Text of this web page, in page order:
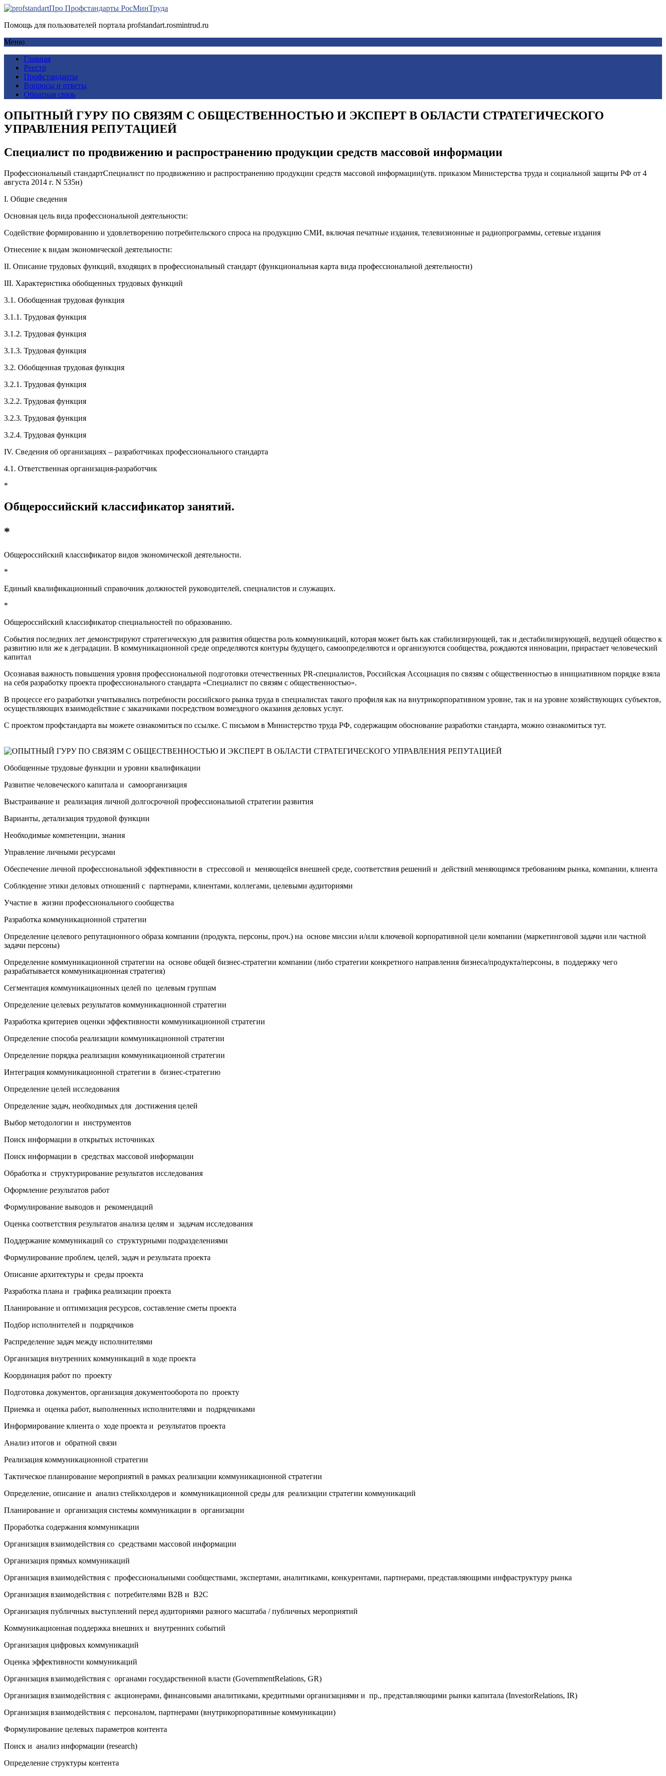
Про Профстандарты РосМинТруда
Помощь для пользователей портала profstandart.rosmintrud.ru
Меню
Главная
Реестр
Профстандарты
Вопросы и ответы
Обратная связь
ОПЫТНЫЙ ГУРУ ПО СВЯЗЯМ С ОБЩЕСТВЕННОСТЬЮ И ЭКСПЕРТ В ОБЛАСТИ СТРАТЕГИЧЕСКОГО
УПРАВЛЕНИЯ РЕПУТАЦИЕЙ
Специалист по продвижению и распространению продукции средств массовой информации
Профессиональный стандартСпециалист по продвижению и распространению продукции средств массовой информации(утв. приказом Министерства труда и социальной защиты РФ от 4
августа 2014 г. N 535н)
I. Общие сведения
Основная цель вида профессиональной деятельности:
Содействие формированию и удовлетворению потребительского спроса на продукцию СМИ, включая печатные издания, телевизионные и радиопрограммы, сетевые издания
Отнесение к видам экономической деятельности:
II. Описание трудовых функций, входящих в профессиональный стандарт (функциональная карта вида профессиональной деятельности)
III. Характеристика обобщенных трудовых функций
3.1. Обобщенная трудовая функция
3.1.1. Трудовая функция
3.1.2. Трудовая функция
3.1.3. Трудовая функция
3.2. Обобщенная трудовая функция
3.2.1. Трудовая функция
3.2.2. Трудовая функция
3.2.3. Трудовая функция
3.2.4. Трудовая функция
IV. Сведения об организациях – разработчиках профессионального стандарта
4.1. Ответственная организация-разработчик
*
Общероссийский классификатор занятий.
*
Общероссийский классификатор видов экономической деятельности.
*
Единый квалификационный справочник должностей руководителей, специалистов и служащих.
*
Общероссийский классификатор специальностей по образованию.
События последних лет демонстрируют стратегическую для развития общества роль коммуникаций, которая может быть как стабилизирующей, так и дестабилизирующей, ведущей общество к
развитию или же к деградации. В коммуникационной среде определяются контуры будущего, самоопределяются и организуются сообщества, рождаются инновации, прирастает человеческий
капитал
Осознавая важность повышения уровня профессиональной подготовки отечественных PR-специалистов, Российская Ассоциация по связям с общественностью в инициативном порядке взяла
на себя разработку проекта профессионального стандарта «Специалист по связям с общественностью».
В процессе его разработки учитывались потребности российского рынка труда в специалистах такого профиля как на внутрикорпоративном уровне, так и на уровне хозяйствующих субъектов,
осуществляющих взаимодействие с заказчиками посредством возмездного оказания деловых услуг.
С проектом профстандарта вы можете ознакомиться по ссылке. С письмом в Министерство труда РФ, содержащим обоснование разработки стандарта, можно ознакомиться тут.
Обобщенные трудовые функции и уровни квалификации
Развитие человеческого капитала и самоорганизация
Выстраивание и реализация личной долгосрочной профессиональной стратегии развития
Варианты, детализация трудовой функции
Необходимые компетенции, знания
Управление личными ресурсами
Обеспечение личной профессиональной эффективности в стрессовой и меняющейся внешней среде, соответствия решений и действий меняющимся требованиям рынка, компании, клиента
Соблюдение этики деловых отношений с партнерами, клиентами, коллегами, целевыми аудиториями
Участие в жизни профессионального сообщества
Разработка коммуникационной стратегии
Определение целевого репутационного образа компании (продукта, персоны, проч.) на основе миссии и/или ключевой корпоративной цели компании (маркетинговой задачи или частной
задачи персоны)
Определение коммуникационной стратегии на основе общей бизнес-стратегии компании (либо стратегии конкретного направления бизнеса/продукта/персоны, в поддержку чего
разрабатывается коммуникационная стратегия)
Сегментация коммуникационных целей по целевым группам
Определение целевых результатов коммуникационной стратегии
Разработка критериев оценки эффективности коммуникационной стратегии
Определение способа реализации коммуникационной стратегии
Определение порядка реализации коммуникационной стратегии
Интеграция коммуникационной стратегии в бизнес-стратегию
Определение целей исследования
Определение задач, необходимых для достижения целей
Выбор методологии и инструментов
Поиск информации в открытых источниках
Поиск информации в средствах массовой информации
Обработка и структурирование результатов исследования
Оформление результатов работ
Формулирование выводов и рекомендаций
Оценка соответствия результатов анализа целям и задачам исследования
Поддержание коммуникаций со структурными подразделениями
Формулирование проблем, целей, задач и результата проекта
Описание архитектуры и среды проекта
Разработка плана и графика реализации проекта
Планирование и оптимизация ресурсов, составление сметы проекта
Подбор исполнителей и подрядчиков
Распределение задач между исполнителями
Организация внутренних коммуникаций в ходе проекта
Координация работ по проекту
Подготовка документов, организация документооборота по проекту
Приемка и оценка работ, выполненных исполнителями и подрядчиками
Информирование клиента о ходе проекта и результатов проекта
Анализ итогов и обратной связи
Реализация коммуникационной стратегии
Тактическое планирование мероприятий в рамках реализации коммуникационной стратегии
Определение, описание и анализ стейкхолдеров и коммуникационной среды для реализации стратегии коммуникаций
Планирование и организация системы коммуникации в организации
Проработка содержания коммуникации
Организация взаимодействия со средствами массовой информации
Организация прямых коммуникаций
Организация взаимодействия с профессиональными сообществами, экспертами, аналитиками, конкурентами, партнерами, представляющими инфраструктуру рынка
Организация взаимодействия с потребителями B2B и B2C
Организация публичных выступлений перед аудиториями разного масштаба / публичных мероприятий
Коммуникационная поддержка внешних и внутренних событий
Организация цифровых коммуникаций
Оценка эффективности коммуникаций
Организация взаимодействия с органами государственной власти (GovernmentRelations, GR)
Организация взаимодействия с акционерами, финансовыми аналитиками, кредитными организациями и пр., представляющими рынки капитала (InvestorRelations, IR)
Организация взаимодействия с персоналом, партнерами (внутрикорпоративные коммуникации)
Формулирование целевых параметров контента
Поиск и анализ информации (research)
Определение структуры контента